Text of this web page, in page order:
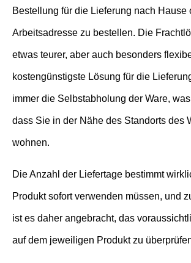
Bestellung für die Lieferung nach Hause
Arbeitsadresse zu bestellen. Die
etwas teurer, aber auch besonders
kostengünstigste Lösung für die
immer die Selbstabholung der Ware,
dass Sie in der Nähe des Standorts des
wohnen.
Die Anzahl der Liefertage bestimmt
Produkt sofort verwenden müssen, und
ist es daher angebracht, das
auf dem jeweiligen Produkt zu